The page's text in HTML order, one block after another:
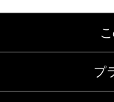
プ